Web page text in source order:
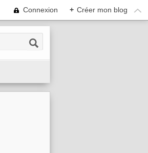
Connexion + Créer mon blog